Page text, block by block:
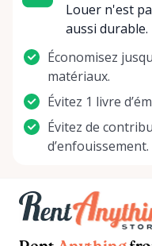
Louer n'est
aussi durable.
Économisez
matériaux.
Évitez 1 livre
Évitez de
d’enfouissement.